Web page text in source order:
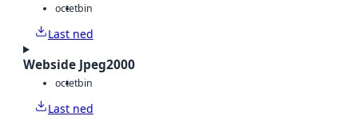
octetbin
Last ned
Webside Jpeg2000
octetbin
Last ned